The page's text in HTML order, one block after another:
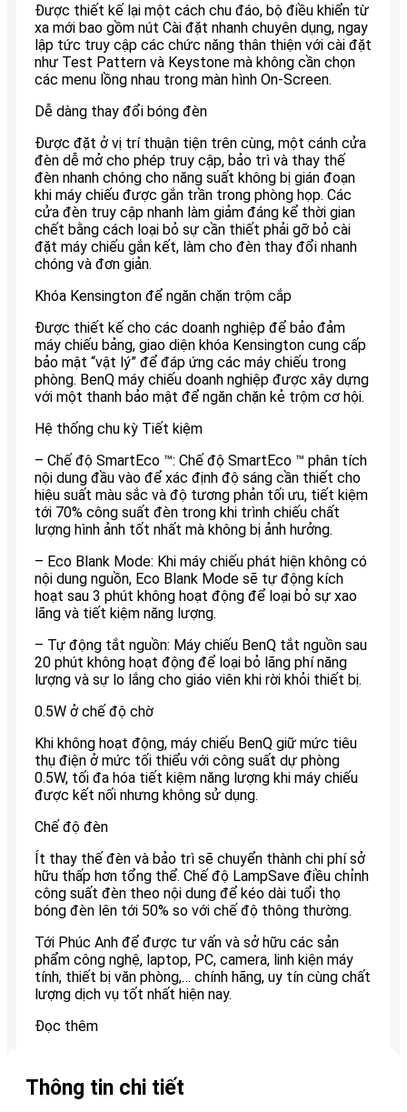
Được thiết kế lại một cách chu đáo, bộ điều khiển từ
xa mới bao gồm nút Cài đặt nhanh chuyên dụng, ngay
lập tức truy cập các chức năng thân thiện với cài đặt
như Test Pattern và Keystone mà không cần chọn
các menu lồng nhau trong màn hình On-Screen.
Dễ dàng thay đổi bóng đèn
Được đặt ở vị trí thuận tiện trên cùng, một cánh cửa
đèn dễ mở cho phép truy cập, bảo trì và thay thế
đèn nhanh chóng cho năng suất không bị gián đoạn
khi máy chiếu được gắn trần trong phòng họp. Các
cửa đèn truy cập nhanh làm giảm đáng kể thời gian
chết bằng cách loại bỏ sự cần thiết phải gỡ bỏ cài
đặt máy chiếu gắn kết, làm cho đèn thay đổi nhanh
chóng và đơn giản.
Khóa Kensington để ngăn chặn trộm cắp
Được thiết kế cho các doanh nghiệp để bảo đảm
máy chiếu bảng, giao diện khóa Kensington cung cấp
bảo mật “vật lý” để đáp ứng các máy chiếu trong
phòng. BenQ máy chiếu doanh nghiệp được xây dựng
với một thanh bảo mật để ngăn chặn kẻ trộm cơ hội.
Hệ thống chu kỳ Tiết kiệm
– Chế độ SmartEco ™: Chế độ SmartEco ™ phân tích
nội dung đầu vào để xác định độ sáng cần thiết cho
hiệu suất màu sắc và độ tương phản tối ưu, tiết kiệm
tới 70% công suất đèn trong khi trình chiếu chất
lượng hình ảnh tốt nhất mà không bị ảnh hưởng.
– Eco Blank Mode: Khi máy chiếu phát hiện không có
nội dung nguồn, Eco Blank Mode sẽ tự động kích
hoạt sau 3 phút không hoạt động để loại bỏ sự xao
lãng và tiết kiệm năng lượng.
– Tự động tắt nguồn: Máy chiếu BenQ tắt nguồn sau
20 phút không hoạt động để loại bỏ lãng phí năng
lượng và sự lo lắng cho giáo viên khi rời khỏi thiết bị.
0.5W ở chế độ chờ
Khi không hoạt động, máy chiếu BenQ giữ mức tiêu
thụ điện ở mức tối thiểu với công suất dự phòng
0.5W, tối đa hóa tiết kiệm năng lượng khi máy chiếu
được kết nối nhưng không sử dụng.
Chế độ đèn
Ít thay thế đèn và bảo trì sẽ chuyển thành chi phí sở
hữu thấp hơn tổng thể. Chế độ LampSave điều chỉnh
công suất đèn theo nội dung để kéo dài tuổi thọ
bóng đèn lên tới 50% so với chế độ thông thường.
Tới Phúc Anh để được tư vấn và sở hữu các sản
phẩm công nghệ, laptop, PC, camera, linh kiện máy
tính, thiết bị văn phòng,… chính hãng, uy tín cùng chất
lượng dịch vụ tốt nhất hiện nay.
Đọc thêm
Thông tin chi tiết